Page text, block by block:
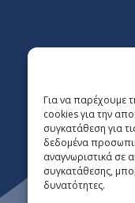
Για να παρέχουμε
cookies για την
συγκατάθεση για
δεδομένα
αναγνωριστικά σε
συγκατάθεσης,
δυνατότητες.